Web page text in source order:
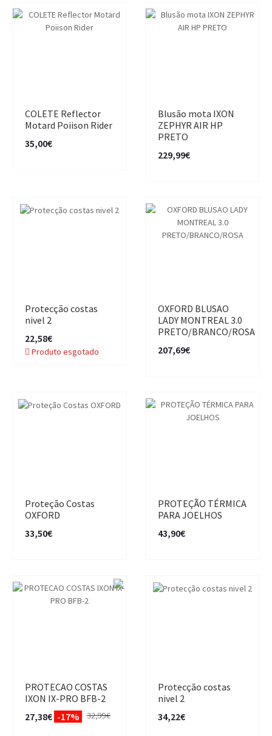
COLETE Reflector
Motard Poiison Rider
35,00€
Blusão mota IXON
ZEPHYR AIR HP
PRETO
229,99€
Protecção costas
nivel 2
22,58€
Produto esgotado
OXFORD BLUSAO
LADY MONTREAL 3.0
PRETO/BRANCO/ROSA
207,69€
Proteção Costas
OXFORD
33,50€
PROTEÇÃO TÉRMICA
PARA JOELHOS
43,90€
PROTECAO COSTAS
IXON IX-PRO BFB-2
27,38€ -17% 32,99€
Protecção costas
nivel 2
34,22€